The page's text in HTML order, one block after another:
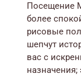
Посещение
более
рисовые
шепчут
вас с